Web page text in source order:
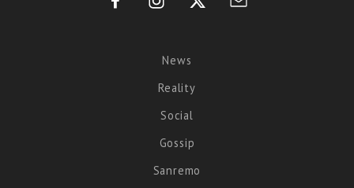
News
Reality
Social
Gossip
Sanremo